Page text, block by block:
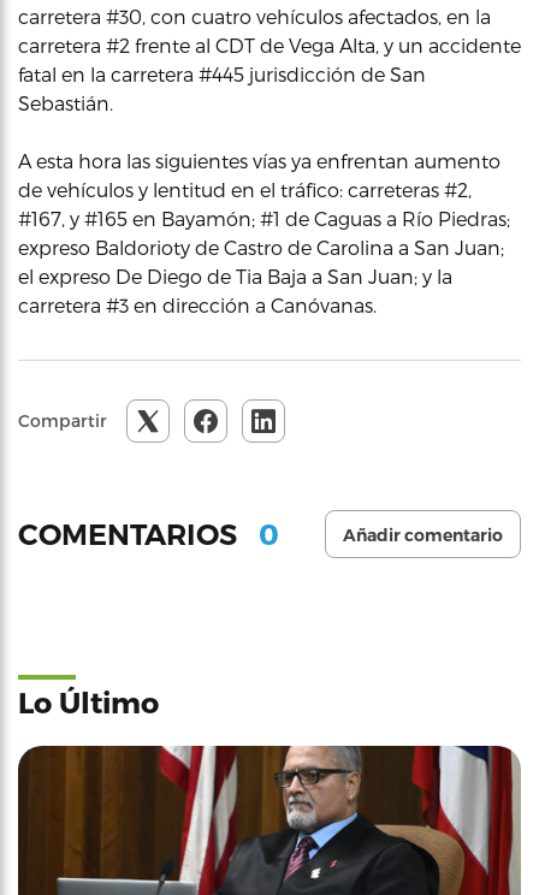
carretera #30, con cuatro vehículos afectados, en la
carretera #2 frente al CDT de Vega Alta, y un accidente
fatal en la carretera #445 jurisdicción de San
Sebastián.
A esta hora las siguientes vías ya enfrentan aumento
de vehículos y lentitud en el tráfico: carreteras #2,
#167, y #165 en Bayamón; #1 de Caguas a Río Piedras;
expreso Baldorioty de Castro de Carolina a San Juan;
el expreso De Diego de Tia Baja a San Juan; y la
carretera #3 en dirección a Canóvanas.
Compartir
COMENTARIOS 0 Añadir comentario
Lo Último